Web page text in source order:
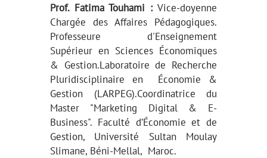
Prof. Fatima Touhami : Vice-doyenne
Chargée des Affaires Pédagogiques.
Professeure d'Enseignement
Supérieur en Sciences Économiques
& Gestion.Laboratoire de Recherche
Pluridisciplinaire en Économie &
Gestion (LARPEG).Coordinatrice du
Master "Marketing Digital & E-
Business". Faculté d’Économie et de
Gestion, Université Sultan Moulay
Slimane, Béni-Mellal, Maroc.